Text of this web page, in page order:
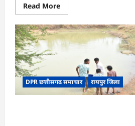
Read MoreRead
more
CG
:
वन
महोत्सव
माँ
के
नाम’
अभियान
DPR छत्तीसगढ समाचार रायपुर जिला